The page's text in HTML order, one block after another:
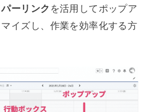
ーリンク を活用してポップア
イズし、作業を効率化する方